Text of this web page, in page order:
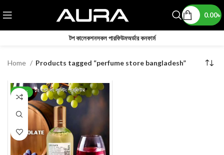
0.00৳
টপ কালেকশনসকল পারফিউমঅর্ডার কনফার্ম
Home Products tagged “perfume store bangladesh”
-30%